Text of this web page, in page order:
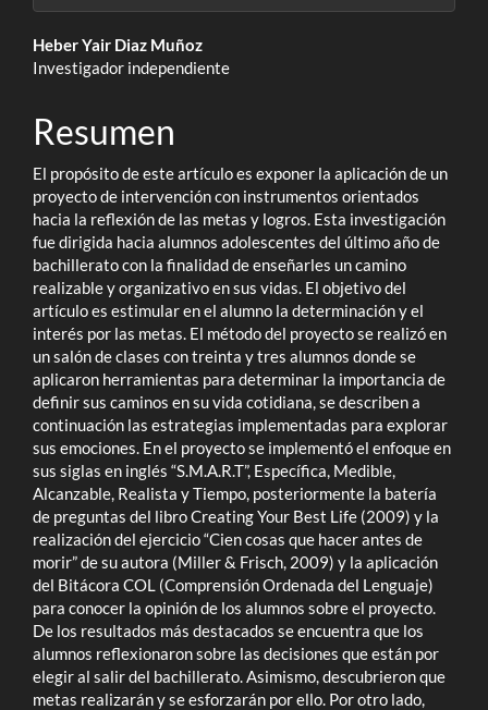
Contenido
principal
del
artículo
Heber Yair Diaz Muñoz
Investigador independiente
Resumen
El propósito de este artículo es exponer la aplicación de un
proyecto de intervención con instrumentos orientados
hacia la reflexión de las metas y logros. Esta investigación
fue dirigida hacia alumnos adolescentes del último año de
bachillerato con la finalidad de enseñarles un camino
realizable y organizativo en sus vidas. El objetivo del
artículo es estimular en el alumno la determinación y el
interés por las metas. El método del proyecto se realizó en
un salón de clases con treinta y tres alumnos donde se
aplicaron herramientas para determinar la importancia de
definir sus caminos en su vida cotidiana, se describen a
continuación las estrategias implementadas para explorar
sus emociones. En el proyecto se implementó el enfoque en
sus siglas en inglés “S.M.A.R.T”, Específica, Medible,
Alcanzable, Realista y Tiempo, posteriormente la batería
de preguntas del libro Creating Your Best Life (2009) y la
realización del ejercicio “Cien cosas que hacer antes de
morir” de su autora (Miller & Frisch, 2009) y la aplicación
del Bitácora COL (Comprensión Ordenada del Lenguaje)
para conocer la opinión de los alumnos sobre el proyecto.
De los resultados más destacados se encuentra que los
alumnos reflexionaron sobre las decisiones que están por
elegir al salir del bachillerato. Asimismo, descubrieron que
metas realizarán y se esforzarán por ello. Por otro lado,